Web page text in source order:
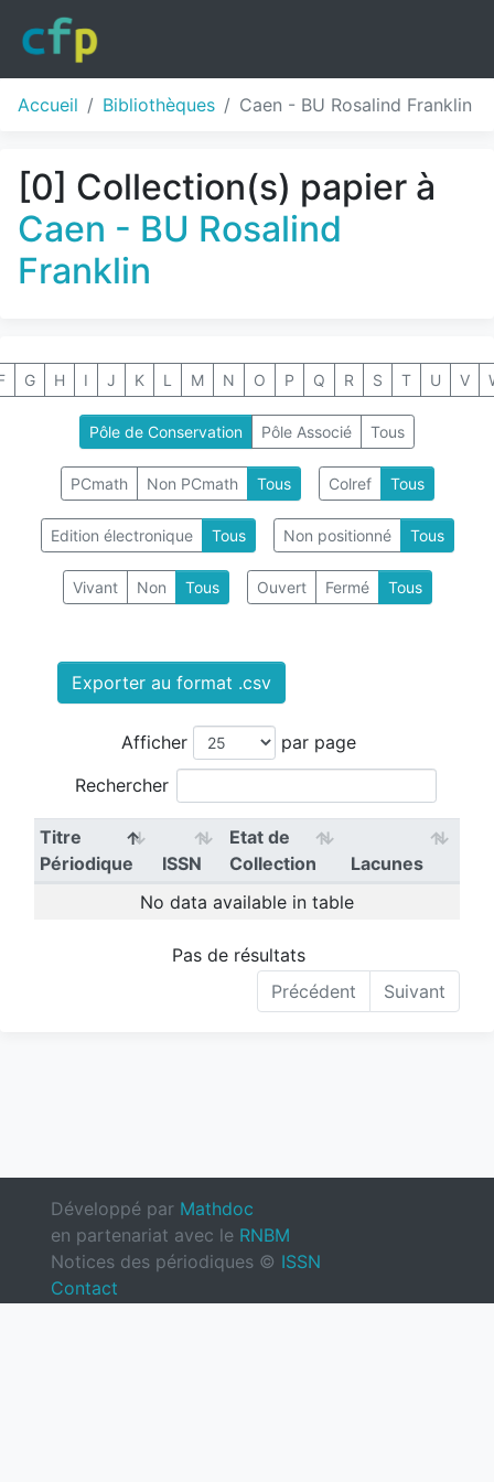
Accueil Bibliothèques Caen - BU Rosalind Franklin
[0] Collection(s) papier à
Caen - BU Rosalind
Franklin
G H I J K L M N O P Q R S T U V
Pôle de Conservation Pôle Associé Tous
PCmath Non PCmath Tous Colref Tous
Edition électronique Tous Non positionné Tous
Vivant Non Tous Ouvert Fermé Tous
Exporter au format .csv
Afficher
par page
Rechercher
Titre
Périodique
ISSN
Etat de
Collection
Lacunes
No data available in table
Pas de résultats
Précédent
Suivant
Développé par Mathdoc
en partenariat avec le RNBM
Notices des périodiques © ISSN
Contact